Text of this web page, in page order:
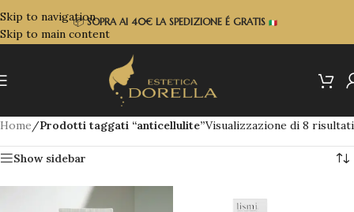
Skip to navigation
Skip to main content
📦 SOPRAAI 40€ LA SPEDIZIONE É GRATIS
Home/Prodotti taggati “anticellulite”Visualizzazione di 8 risultati
Show sidebar